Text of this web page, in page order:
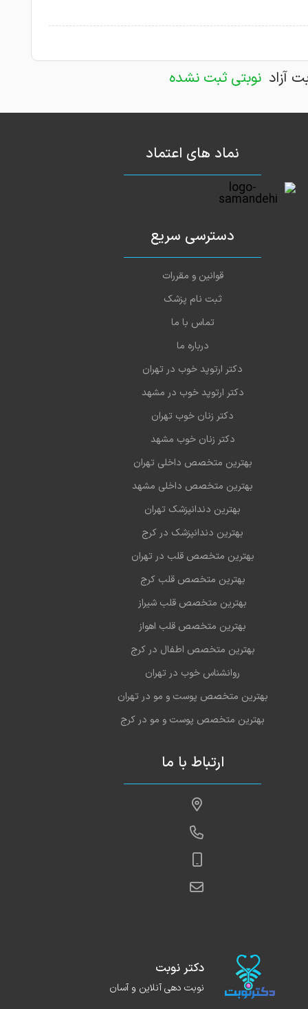
آزاد نوبتی ثبت نشده
نماد های اعتماد
دسترسی سریع
قوانین و مقررات
ثبت نام پزشک
تماس با ما
درباره ما
دکتر ارتوپد خوب در تهران
دکتر ارتوپد خوب در مشهد
دکتر زنان خوب تهران
دکتر زنان خوب مشهد
بهترین متخصص داخلی تهران
بهترین متخصص داخلی مشهد
بهترین دندانپزشک تهران
بهترین دندانپزشک در کرج
بهترین متخصص قلب در تهران
بهترین متخصص قلب کرج
بهترین متخصص قلب شیراز
بهترین متخصص قلب اهواز
بهترین متخصص اطفال در کرج
روانشناس خوب در تهران
بهترین متخصص پوست و مو در تهران
بهترین متخصص پوست و مو در کرج
ارتباط با ما
دکتر نوبت
نوبت دهی آنلاین و آسان